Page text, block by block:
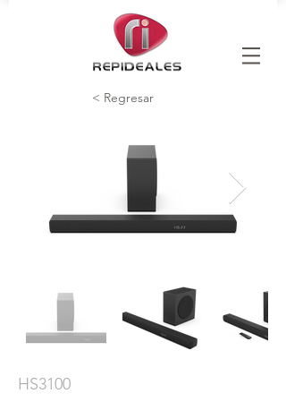
< Regresar
HS3100